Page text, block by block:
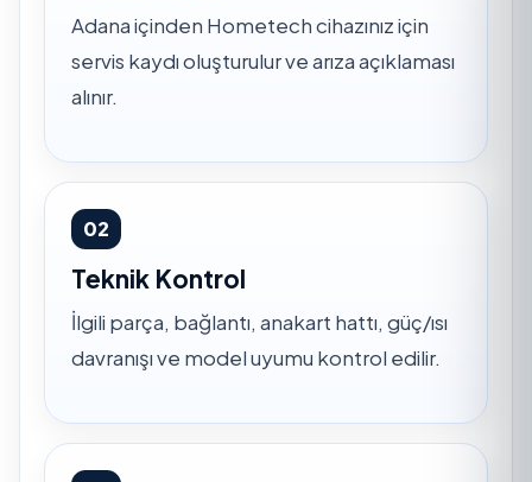
Adana içinden Hometech cihazınız için
servis kaydı oluşturulur ve arıza açıklaması
alınır.
02
Teknik Kontrol
İlgili parça, bağlantı, anakart hattı, güç/ısı
davranışı ve model uyumu kontrol edilir.